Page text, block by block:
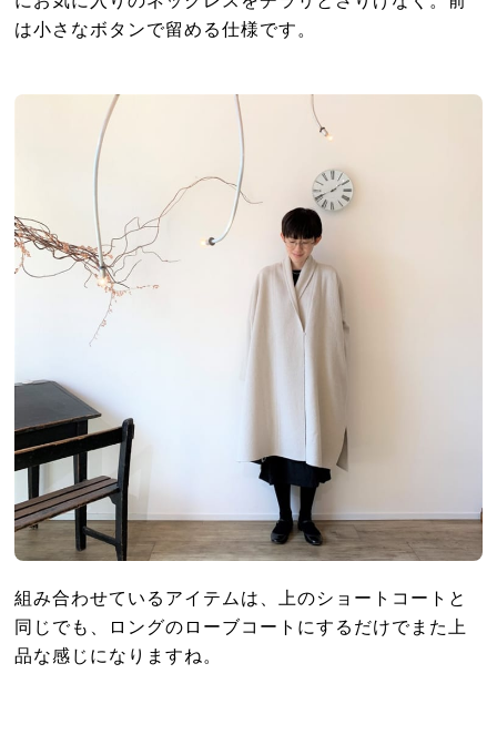
は小さなボタンで留める仕様です。
組み合わせているアイテムは、上のショートコートと
同じでも、ロングのローブコートにするだけでまた上
品な感じになりますね。